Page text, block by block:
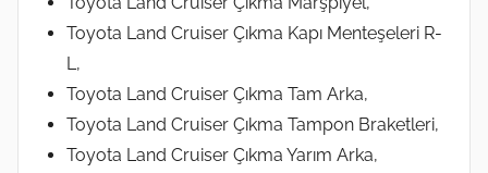
Toyota Land Cruiser Çıkma Kapı Menteşeleri R-
L,
Toyota Land Cruiser Çıkma Tam Arka,
Toyota Land Cruiser Çıkma Tampon Braketleri,
Toyota Land Cruiser Çıkma Yarım Arka,